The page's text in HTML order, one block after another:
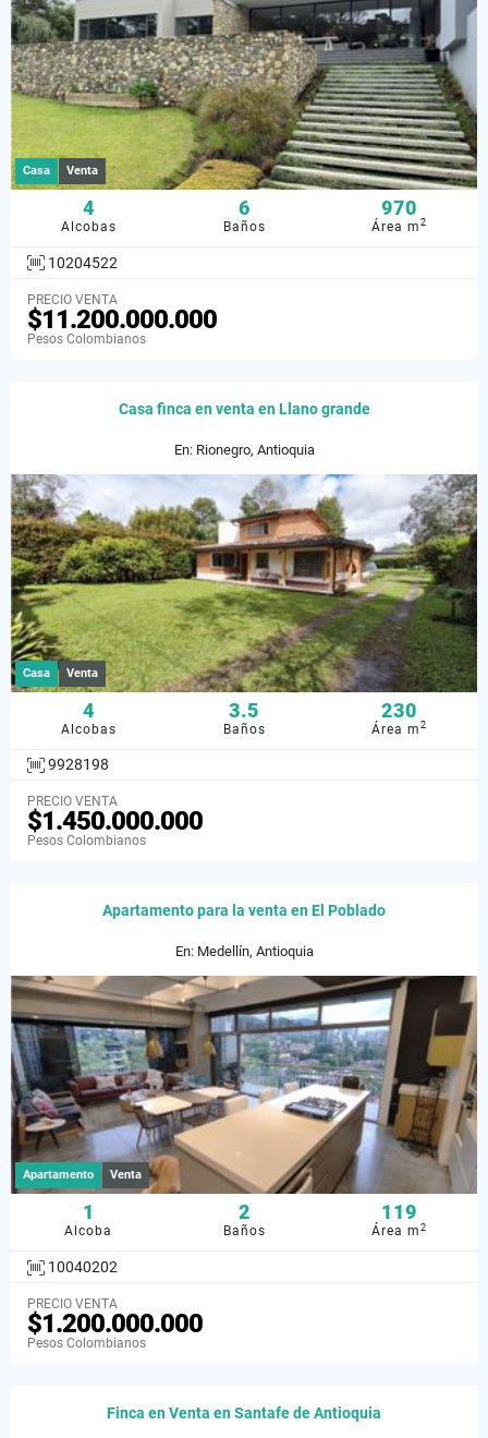
Casa Venta
4
Alcobas
6
Baños
970
Área m2
10204522
PRECIO VENTA
$11.200.000.000
Pesos Colombianos
Casa finca en venta en Llano grande
En: Rionegro, Antioquia
Casa Venta
4
Alcobas
3.5
Baños
230
Área m2
9928198
PRECIO VENTA
$1.450.000.000
Pesos Colombianos
Apartamento para la venta en El Poblado
En: Medellín, Antioquia
Apartamento Venta
1
Alcoba
2
Baños
119
Área m2
10040202
PRECIO VENTA
$1.200.000.000
Pesos Colombianos
Finca en Venta en Santafe de Antioquia